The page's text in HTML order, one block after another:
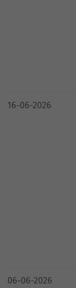
16-06-2026
06-06-2026